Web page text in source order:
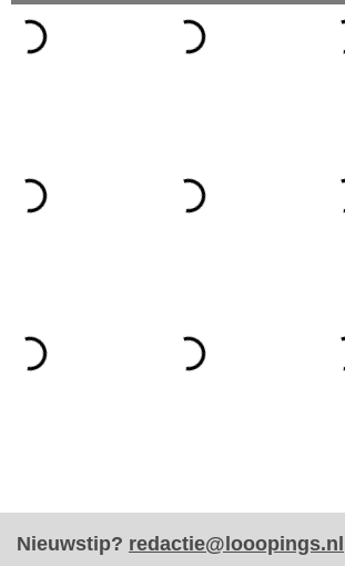
Nieuwstip? redactie@looopings.nl